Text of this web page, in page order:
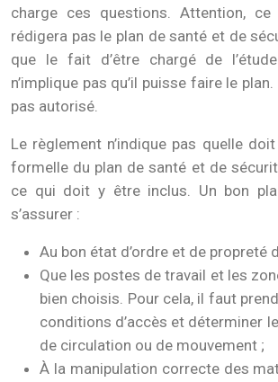
charge ces questions. Attention, ce
rédigera pas le plan de santé et de
que le fait d’être chargé de
n’implique pas qu’il puisse faire le
pas autorisé.
Le règlement n’indique pas quelle
formelle du plan de santé et de
ce qui doit y être inclus. Un bon
s’assurer :
Au bon état d’ordre et de propreté
Que les postes de travail et les
bien choisis. Pour cela, il faut
conditions d’accès et déterminer
de circulation ou de mouvement ;
À la manipulation correcte des